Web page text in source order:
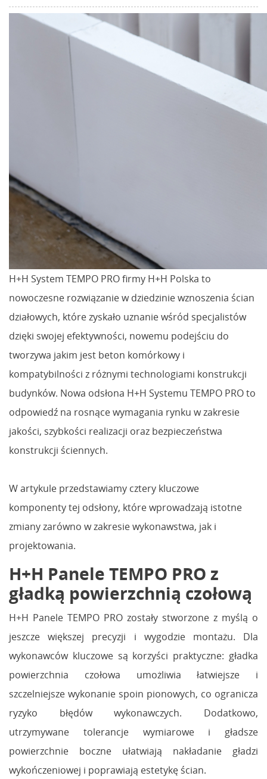
H+H System TEMPO PRO firmy H+H Polska to
nowoczesne rozwiązanie w dziedzinie wznoszenia ścian
działowych, które zyskało uznanie wśród specjalistów
dzięki swojej efektywności, nowemu podejściu do
tworzywa jakim jest beton komórkowy i
kompatybilności z różnymi technologiami konstrukcji
budynków. Nowa odsłona H+H Systemu TEMPO PRO to
odpowiedź na rosnące wymagania rynku w zakresie
jakości, szybkości realizacji oraz bezpieczeństwa
konstrukcji ściennych.
W artykule przedstawiamy cztery kluczowe
komponenty tej odsłony, które wprowadzają istotne
zmiany zarówno w zakresie wykonawstwa, jak i
projektowania.
H+H Panele TEMPO PRO z
gładką powierzchnią czołową
H+H Panele TEMPO PRO zostały stworzone z myślą o
jeszcze większej precyzji i wygodzie montażu. Dla
wykonawców kluczowe są korzyści praktyczne: gładka
powierzchnia czołowa umożliwia łatwiejsze i
szczelniejsze wykonanie spoin pionowych, co ogranicza
ryzyko błędów wykonawczych. Dodatkowo,
utrzymywane tolerancje wymiarowe i gładsze
powierzchnie boczne ułatwiają nakładanie gładzi
wykończeniowej i poprawiają estetykę ścian.